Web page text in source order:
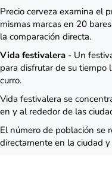
Precio cerveza examina el
mismas marcas en 20
la comparación directa.
Vida festivalera - Un
para disfrutar de su tiempo
curro.
Vida festivalera se
en y al rededor de las
El número de población se
directamente en la ciudad